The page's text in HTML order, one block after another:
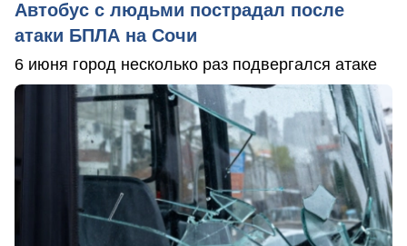
Автобус с людьми пострадал после
атаки БПЛА на Сочи
6 июня город несколько раз подвергался атаке